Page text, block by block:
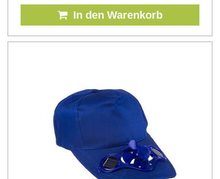
In den Warenkorb